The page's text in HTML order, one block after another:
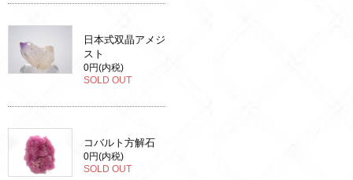
日本式双晶アメジ
スト
0円(内税)
SOLD OUT
コバルト方解石
0円(内税)
SOLD OUT